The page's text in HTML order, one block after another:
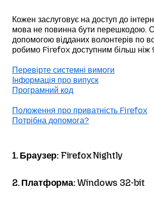
Кожен заслуговує на доступ до
мова не повинна бути перешкодою.
допомогою відданих волонтерів по
робимо Firefox доступним більш
Перевірте системні вимоги
Інформація про випуск
Програмний код
Положення про приватність Firefox
Потрібна допомога?
1. Браузер: Firefox Nightly
2. Платформа:Windows 32-bit